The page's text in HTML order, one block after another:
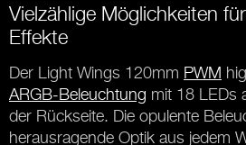
Vielzählige Möglichkeiten
Effekte
Der Light Wings 120mm PWM
ARGB-Beleuchtung mit 18 LEDs
der Rückseite. Die opulente
herausragende Optik aus jedem